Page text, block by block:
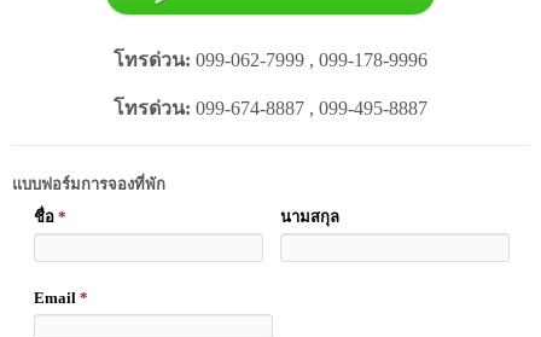
โทรด่วน: 099-062-7999 , 099-178-9996
โทรด่วน: 099-674-8887 , 099-495-8887
แบบฟอร์มการจองที่พัก
ชื่อ * นามสกุล
Email *